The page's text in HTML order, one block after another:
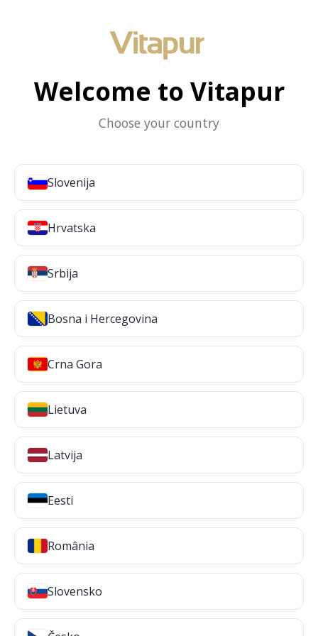
Welcome to Vitapur
Choose your country
Slovenija
Hrvatska
Srbija
Bosna i Hercegovina
Crna Gora
Lietuva
Latvija
Eesti
România
Slovensko